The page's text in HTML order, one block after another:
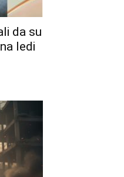
da su
ledi